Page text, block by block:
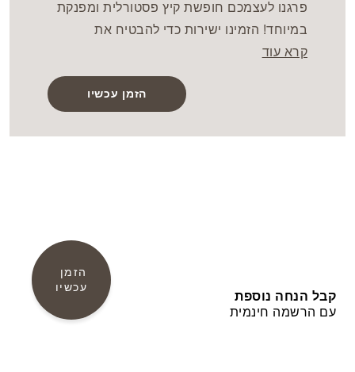
קבל הנחה נוספת
עם הרשמה חינמית
עכשיו
פרגנו לעצמכם חופשת קיץ פסטורלית ומפנקת
במיוחד! הזמינו ישירות כדי להבטיח את
המחירים הטובים ביותר ותיהנו מכל השירותים
הפנטסטיים שהמלון מציע. המבצע חל על כל
קרא עוד
הזמן עכשיו